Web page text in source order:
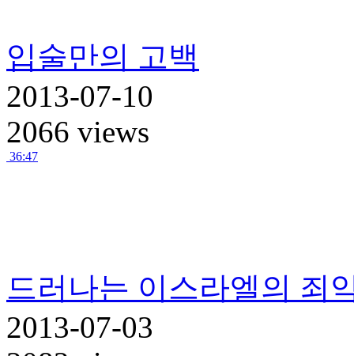
입술만의 고백
2013-07-10
2066 views
36:47
드러나는 이스라엘의 죄
2013-07-03